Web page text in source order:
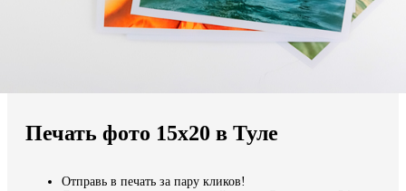
Мы доставляем по всему миру
Продолжить без города
Печать фото 15х20 в Туле
Отправь в печать за пару кликов!